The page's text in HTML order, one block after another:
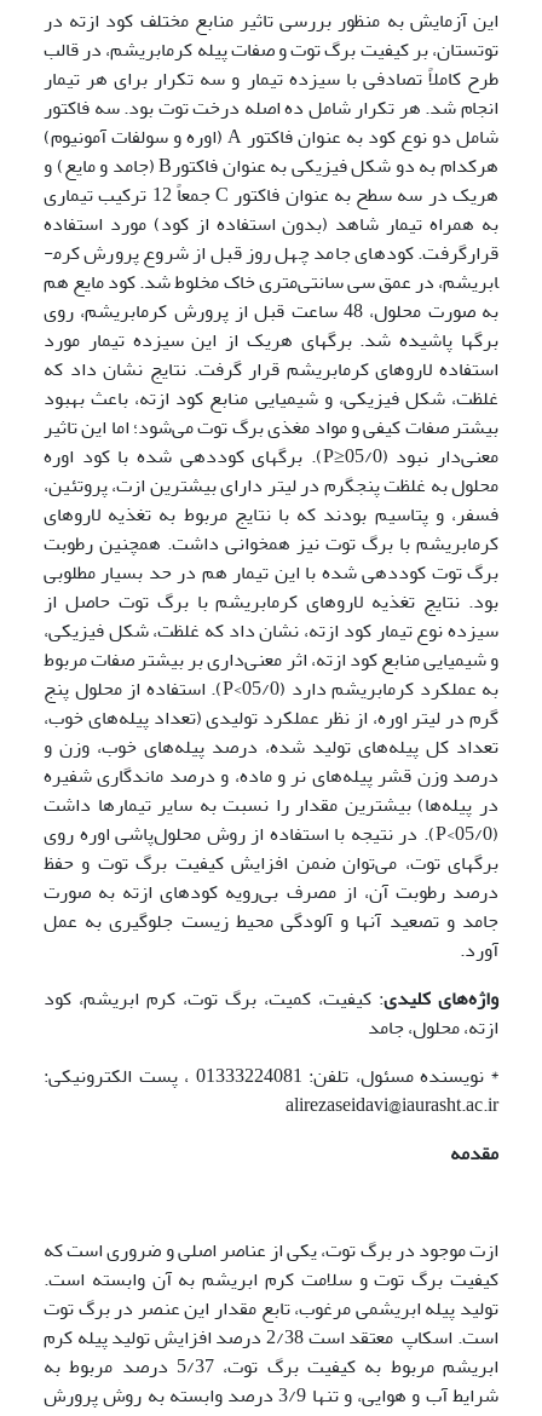
این آزمایش به‌ منظور بررسی تاثیر منابع مختلف کود ازته در
توتستان، بر کیفیت برگ توت و صفات پیله کرم­ابریشم، در قالب
طرح کاملاً تصادفی با سیزده تیمار و سه تکرار برای هر تیمار
انجام شد. هر تکرار شامل ده اصله درخت توت بود. سه فاکتور
شامل دو نوع کود به‌ عنوان فاکتور A (اوره و سولفات آمونیوم)
هرکدام به دو شکل فیزیکی به‌ عنوان فاکتورB (جامد و مایع) و
هریک در سه سطح به‌ عنوان فاکتور C جمعاً 12 ترکیب تیماری
به همراه تیمار شاهد (بدون استفاده از کود) مورد استفاده
قرارگرفت. کودهای جامد چهل روز قبل از شروع پرورش کرم­
ابریشم، در عمق سی سانتی‌متری خاک مخلوط شد. کود مایع هم
به ‌صورت محلول‌، 48 ساعت قبل از پرورش کرم­ابریشم، روی
برگها پاشیده شد. برگهای هریک از این سیزده تیمار مورد
استفاده لاروهای کرم­ابریشم قرار گرفت. نتایج نشان داد که
غلظت، شکل فیزیکی، و شیمیایی منابع کود ازته، باعث بهبود
بیشتر صفات کیفی و مواد مغذی برگ توت می‌شود؛ اما این تاثیر
معنی‌دار نبود (05/0≤P). برگهای کوددهی شده با کود اوره
محلول به غلظت پنج­گرم در لیتر دارای بیشترین ازت، پروتئین،
فسفر، و پتاسیم بودند که با نتایج مربوط به تغذیه لاروهای
کرم­ابریشم با برگ توت نیز همخوانی داشت. همچنین رطوبت
برگ توت کوددهی شده با این تیمار هم در حد بسیار مطلوبی
بود. نتایج تغذیه لاروهای کرم­ابریشم با برگ توت حاصل از
سیزده نوع تیمار کود ازته، نشان داد که غلظت، شکل فیزیکی،
و شیمیایی منابع کود ازته، اثر معنی‌داری بر بیشتر صفات مربوط
به عملکرد کرم­ابریشم دارد (05/0>P). استفاده از محلول پنج
گرم در لیتر اوره، از نظر عملکرد تولیدی (تعداد پیله‌های خوب،
تعداد کل پیله‌های تولید شده، درصد پیله‌های خوب، وزن و
درصد وزن قشر پیله‌های نر و ماده، و درصد ماندگاری شفیره
در پیله‌ها) بیشترین مقدار را نسبت به سایر تیمارها داشت
(05/0>P). در نتیجه با استفاده از روش محلول‌پاشی اوره روی
برگهای توت، می‌توان ضمن افزایش کیفیت برگ توت و حفظ
درصد رطوبت آن، از مصرف بی‌رویه کودهای ازته به صورت
جامد و تصعید آنها و آلودگی محیط زیست جلوگیری به عمل
آورد.
واژه‌های کلیدی: کیفیت، کمیت، برگ توت، کرم ابریشم، کود
ازته، محلول، جامد
*
نویسنده مسئول، تلفن: 01333224081 ، پست الکترونیکی:
alirezaseidavi@iaurasht.ac.ir
مقدمه
ازت موجود در برگ توت، یکی از عناصر اصلی و ضروری است که
کیفیت برگ توت و سلامت کرم ابریشم به آن وابسته است.
تولید پیله ابریشمی مرغوب، تابع مقدار این عنصر در برگ توت
است. اسکاپ معتقد است 2/38 درصد افزایش تولید پیله کرم
ابریشم مربوط به کیفیت برگ توت، 5/37 درصد مربوط به
شرایط آب و هوایی، و تنها 3/9 درصد وابسته به روش پرورش